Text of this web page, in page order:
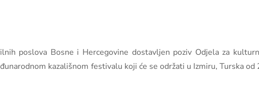
poslova Bosne i Hercegovine dostavljen poziv Odjela za
kazališnom festivalu koji će se održati u Izmiru, Turska od